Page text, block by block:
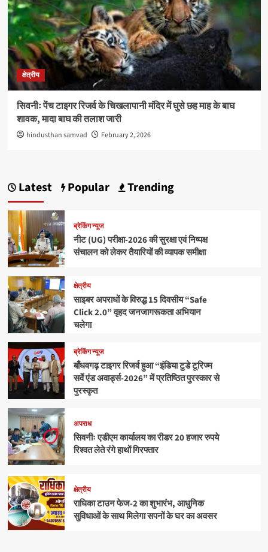
क्षेत्रीय
सिवनीः पेंच टाइगर रिजर्व के चिखलापानी मंदिर में घुसे छह माह के बाघ
शावक, मादा बाघ की तलाश जारी
hindusthan samvad February 2, 2026
Latest Popular Trending
ब्रेकिंग न्यूज
नीट (UG) परीक्षा-2026 की सुरक्षा एवं निष्पक्ष
संचालन को लेकर तैयारियों की व्यापक समीक्षा
क्षेत्रीय
साइबर अपराधों के विरुद्ध 15 दिवसीय “Safe
Click 2.0” वृहद जनजागरूकता अभियान
चलेगा
ब्रेकिंग न्यूज
बाँधवगढ़ टाइगर रिजर्व हुआ “इंडिया टुडे टूरिज्म
सर्वे एंड अवार्ड्स-2026” में प्रतिष्ठित पुरस्कार से
पुरस्कृत
अपराध
सिवनीः एडीएम कार्यालय का रीडर 20 हजार रुपये
रिश्वत लेते रंगे हाथों गिरफ्तार
क्षेत्रीय
राधिका टाउन फेज-2 का शुभारंभ, आधुनिक
सुविधाओं के साथ मिलेगा सपनों के घर का अवसर